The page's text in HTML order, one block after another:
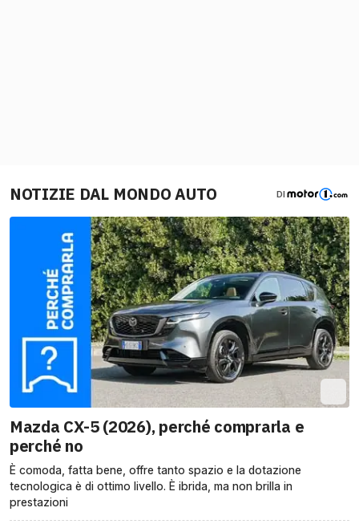
NOTIZIE DAL MONDO AUTO DI
Mazda CX-5 (2026), perché comprarla e
perché no
È comoda, fatta bene, offre tanto spazio e la dotazione
tecnologica è di ottimo livello. È ibrida, ma non brilla in
prestazioni